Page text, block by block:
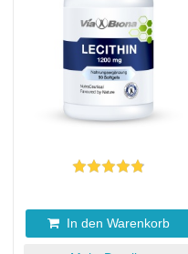
In den Warenkorb